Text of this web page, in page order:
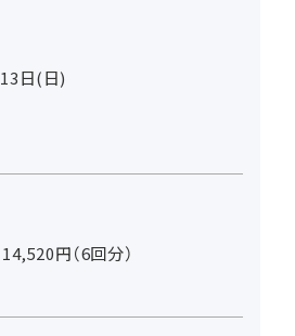
13日(日)
14,520円（6回分）